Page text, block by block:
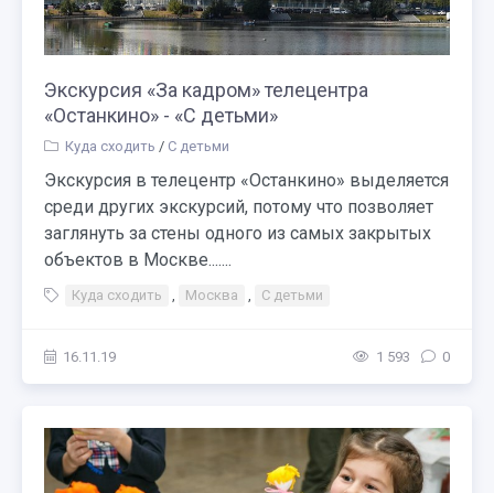
Экскурсия «За кадром» телецентра
«Останкино» - «С детьми»
Куда сходить / С детьми
Экскурсия в телецентр «Останкино» выделяется
среди других экскурсий, потому что позволяет
заглянуть за стены одного из самых закрытых
объектов в Москве.......
Куда сходить , Москва , С детьми
16.11.19 1 593 0